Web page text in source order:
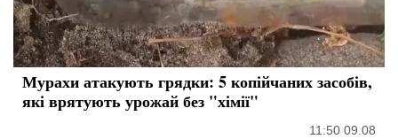
Мурахи атакують грядки: 5 копійчаних засобів,
які врятують урожай без "хімії"
11:50 09.08